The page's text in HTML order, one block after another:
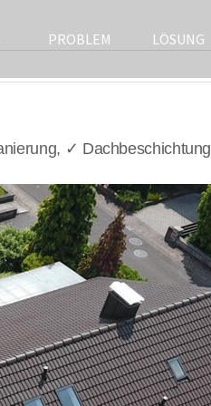
PROBLEM LÖSUNG
✓ Dachbeschichtung